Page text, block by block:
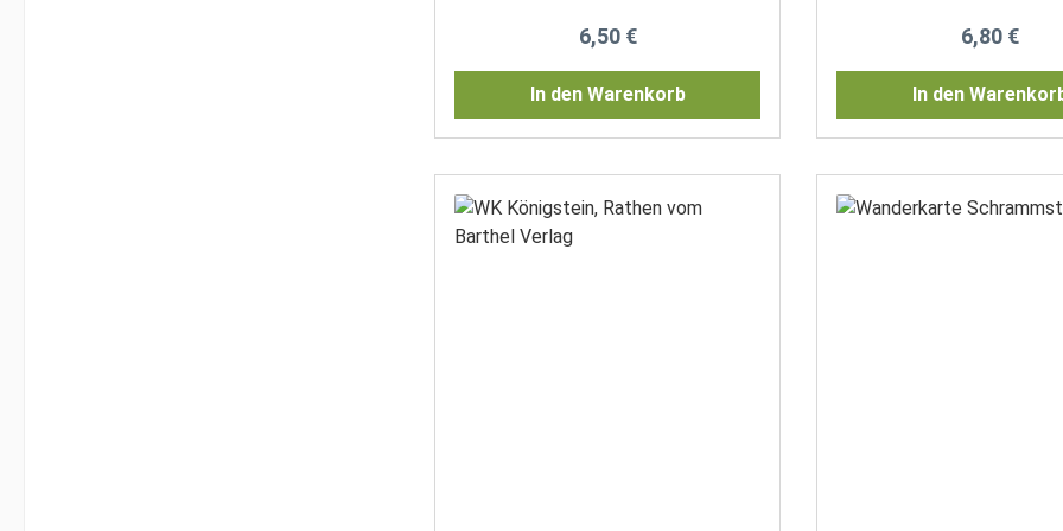
Regulärer Preis:
6,50 €
In den Warenkorb
Regulärer
6,80 €
In den